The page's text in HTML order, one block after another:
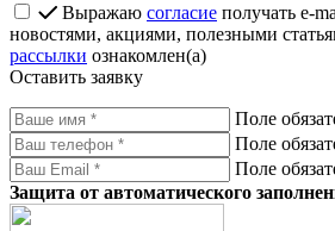
Выражаю согласие получать e-
новостями, акциями, полезными
рассылки ознакомлен(а)
Оставить заявку
Поле
Поле
Поле
Защита от автоматического